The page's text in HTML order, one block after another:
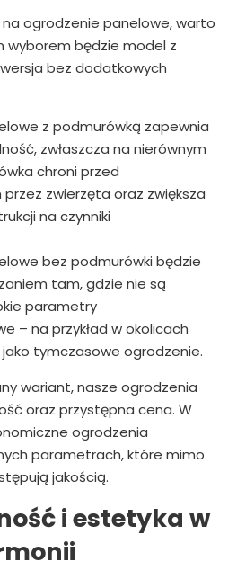
ogrodzenie panelowe, warto
wyborem będzie model z
bez dodatkowych
z podmurówką zapewnia
zwłaszcza na nierównym
chroni przed
zwierzęta oraz zwiększa
na czynniki
bez podmurówki będzie
tam, gdzie nie są
parametry
– na przykład w okolicach
tymczasowe ogrodzenie.
wariant, nasze ogrodzenia
oraz przystępna cena. W
ogrodzenia
parametrach, które mimo
jakością.
i estetyka w